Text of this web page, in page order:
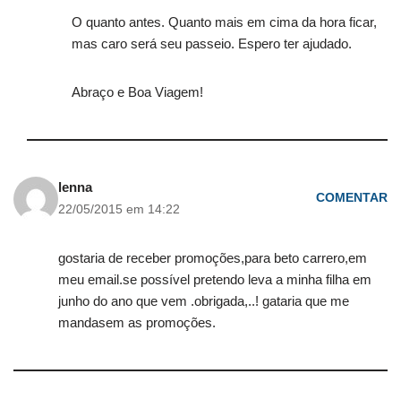
O quanto antes. Quanto mais em cima da hora ficar,
mas caro será seu passeio. Espero ter ajudado.
Abraço e Boa Viagem!
lenna
22/05/2015 em 14:22
COMENTAR
gostaria de receber promoções,para beto carrero,em
meu email.se possível pretendo leva a minha filha em
junho do ano que vem .obrigada,..! gataria que me
mandasem as promoções.